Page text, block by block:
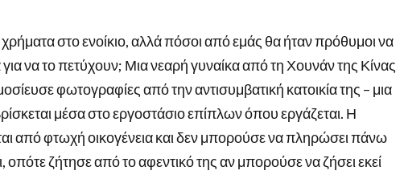
στο ενοίκιο, αλλά πόσοι από εμάς θα ήταν πρόθυμοι να
να το πετύχουν; Μια νεαρή γυναίκα από τη Χουνάν της Κίνας
φωτογραφίες από την αντισυμβατική κατοικία της – μια
μέσα στο εργοστάσιο επίπλων όπου εργάζεται. Η
από φτωχή οικογένεια και δεν μπορούσε να πληρώσει πάνω
οπότε ζήτησε από το αφεντικό της αν μπορούσε να ζήσει εκεί